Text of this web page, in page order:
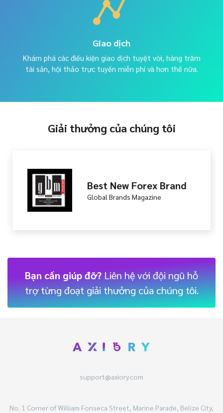
Giao dịch
Khám phá các điều kiện giao dịch tuyệt vời, hàng trăm
tài sản, hội thảo trực tuyến miễn phí và hơn thế nữa.
Giải thưởng của chúng tôi
Service
International Investor Magazine
Bạn cần giúp đỡ?Liên hệ với đội ngũ hỗ
trợ từng đoạt giải thưởng của chúng tôi.
support@axiory.com
No. 1 Corner of William Fonseca Street, Marine Parade, Belize City,